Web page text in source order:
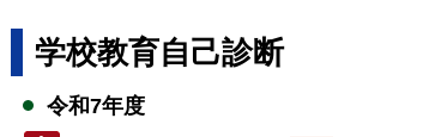
学校教育自己診断
令和7年度